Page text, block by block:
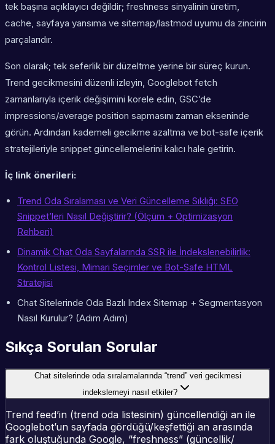
tek başına açıklayıcı değildir; freshness sinyalinin üretim,
cache, sayfaya yansıma ve sitemap/lastmod uyumu da zincirin
parçalarıdır.
Son olarak; tek seferlik bir düzeltme yerine bir süreç kurun.
Trend gecikmesini düzenli izleyin, Googlebot fetch
zamanlarıyla içerik değişimini korele edin, GSC’de
impressions/average position sapmasını zaman ekseninde
görün. Ardından kademeli gecikme azaltma ve bot-safe içerik
stratejileriyle snippet güncellemelerini kalıcı hale getirin.
İç link önerileri:
Trend Oda Sıralaması ve Veri Güncelleme Sıklığı: SEO
Snippet’leri Nasıl Değiştirir? (Ölçüm + Optimizasyon
Rehberi)
Dinamik Chat Oda Sayfalarında SSR ile İndekslenebilirlik:
Kontrol Listesi, Mimari Seçimler ve Bot-Safe HTML
Stratejisi
Chat Sitelerinde Oda Bazlı Index Sitemap + Segmentasyon
Nasıl Kurulur? (Adım Adım)
Sıkça Sorulan Sorular
Chat sitelerinde oda sıralamalarında “trend” veri gecikmesi
indekslemeyi nasıl etkiler?
Trend feed’in (trend oda listesinin) güncellendiği an ile
Googlebot’un sayfada gördüğü/keşfettiği an arasında
fark oluştuğunda Google, “freshness” (güncellik/